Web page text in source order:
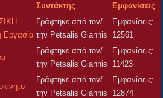
Συντάκτης
Εμφανίσεις
Γράφτηκε από τον/
την Petsalis Giannis
Εμφανίσεις:
12561
Γράφτηκε από τον/
την Petsalis Giannis
Εμφανίσεις:
11423
Γράφτηκε από τον/
την Petsalis Giannis
Εμφανίσεις:
12874